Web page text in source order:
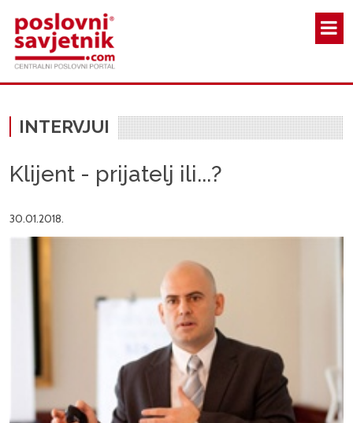
INTERVJUI
Klijent - prijatelj ili...?
30.01.2018.